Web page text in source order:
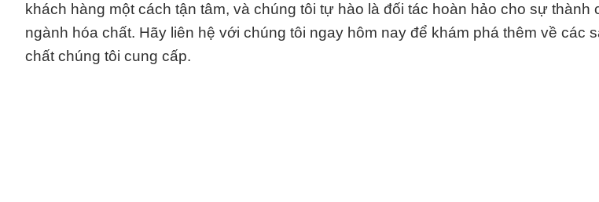
khách hàng một cách tận tâm, và chúng tôi tự hào là đối tác hoàn hảo cho sự thành
ngành hóa chất. Hãy liên hệ với chúng tôi ngay hôm nay để khám phá thêm về các
chất chúng tôi cung cấp.